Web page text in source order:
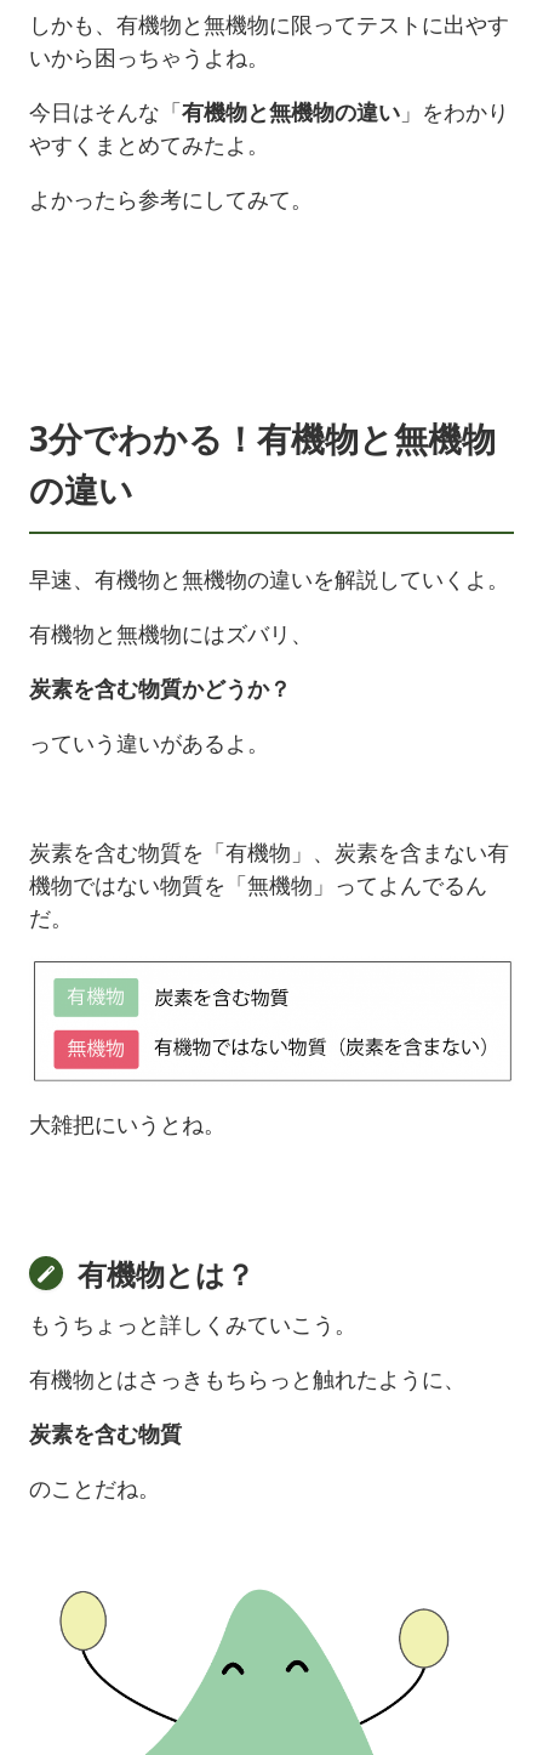
しかも、有機物と無機物に限ってテストに出やす
いから困っちゃうよね。
今日はそんな「有機物と無機物の違い 」をわかり
やすくまとめてみたよ。
よかったら参考にしてみて。
3分でわかる！有機物と無機物
の違い
早速、有機物と無機物の違いを解説していくよ。
有機物と無機物にはズバリ、
炭素を含む物質かどうか？
っていう違いがあるよ。
炭素を含む物質を「有機物」、炭素を含まない有
機物ではない物質を「無機物」ってよんでるん
だ。
大雑把にいうとね。
有機物とは？
もうちょっと詳しくみていこう。
有機物とはさっきもちらっと触れたように、
炭素を含む物質
のことだね。